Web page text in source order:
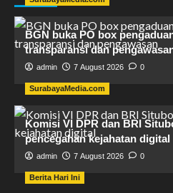
BGN buka PO box
transparansi dan
admin 7 August 2026 0
SurabayaMedia.com
Komisi VI DPR dan BRI
pencegahan kejahatan digital
admin 7 August 2026 0
Berita Hari Ini